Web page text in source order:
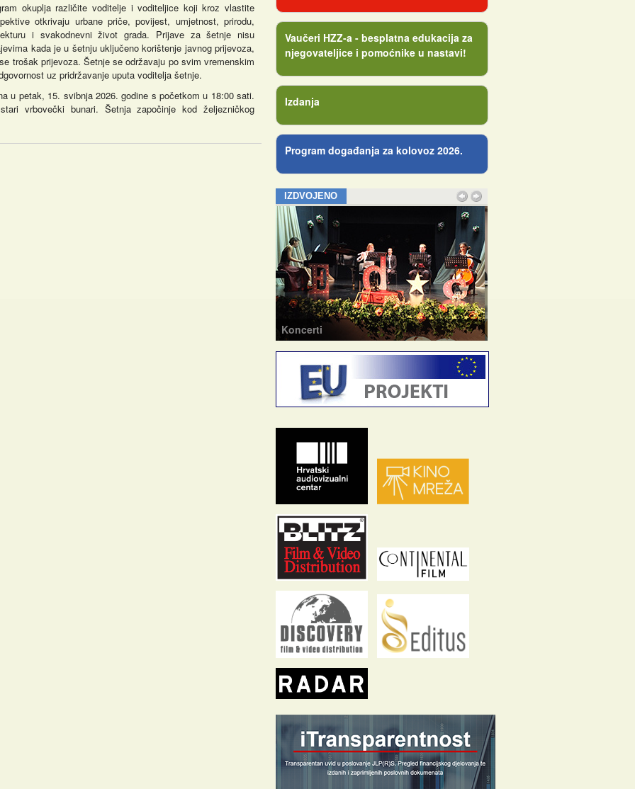
okuplja različite voditelje i voditeljice koji kroz vlastite
otkrivaju urbane priče, povijest, umjetnost, prirodu,
i svakodnevni život grada. Prijave za šetnje nisu
kada je u šetnju uključeno korištenje javnog prijevoza,
trošak prijevoza. Šetnje se održavaju po svim vremenskim
uz pridržavanje uputa voditelja šetnje.
u petak, 15. svibnja 2026. godine s početkom u 18:00 sati.
vrbovečki bunari. Šetnja započinje kod željezničkog
Vaučeri HZZ-a - besplatna edukacija za
njegovateljice i pomoćnike u nastavi!
Izdanja
Program događanja za kolovoz 2026.
IZDVOJENO
Radionice za odrasle